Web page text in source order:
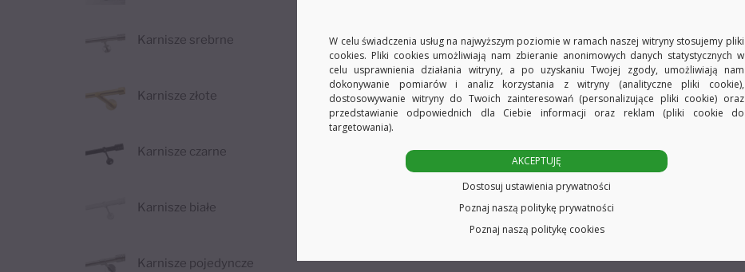
Możliwe opcje
produkt
ma
wiele
Opcje
można
wybrać
produktu
Karnisze srebrne
Karnisze złote
Karnisze czarne
Karnisze białe
Karnisze pojedyncze
W celu świadczenia usług na najwyższym poziomie w ramach naszej witryny stosujemy pliki
cookies. Pliki cookies umożliwiają nam zbieranie anonimowych danych statystycznych w
celu usprawnienia działania witryny, a po uzyskaniu Twojej zgody, umożliwiają nam
dokonywanie pomiarów i analiz korzystania z witryny (analityczne pliki cookie),
dostosowywanie witryny do Twoich zainteresowań (personalizujące pliki cookie) oraz
przedstawianie odpowiednich dla Ciebie informacji oraz reklam (pliki cookie do
targetowania).
AKCEPTUJĘ
Dostosuj ustawienia prywatności
Poznaj naszą politykę prywatności
Poznaj naszą politykę cookies